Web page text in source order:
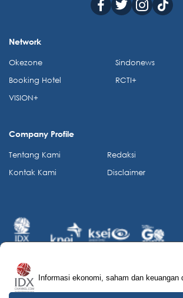
Informasi ekonomi, saham dan keuangan
Network
Okezone
Booking Hotel
VISION+
Sindonews
RCTI+
Company Profile
Tentang Kami
Kontak Kami
Redaksi
Disclaimer
© 2026 IDX Channel. All Rights